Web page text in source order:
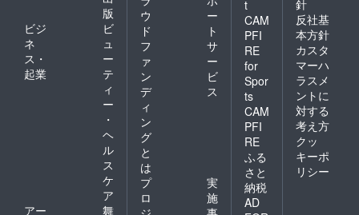
版
ビジ
ネ
ス・
起業
ビ
ュ
ー
テ
ィ
ー
・
ヘ
ル
ス
ケ
ア
アー
舞
ウ
ド
フ
ァ
ン
デ
ィ
ン
グ
と
は
ー
ト
サ
ー
ビ
ス
プ
ロ
実
施
t
CAM
PFI
RE
for
Spor
ts
CAM
PFI
RE
ふる
さと
納税
AD
針
反社基
本方針
カスタ
マーハ
ラスメ
ントに
対する
考え方
クッ
キーポ
リシー